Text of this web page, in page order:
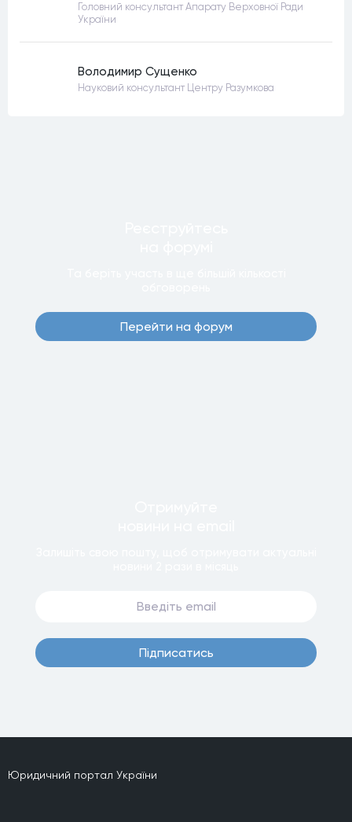
Головний консультант Апарату Верховної Ради
України
Володимир Сущенко
Науковий консультант Центру Разумкова
Перейти на форум
Пiдписатись
Юридичний портал України